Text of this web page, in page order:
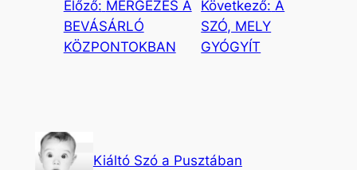
Előző: MÉRGEZÉS A
BEVÁSÁRLÓ
KÖZPONTOKBAN
Következő: A
SZÓ, MELY
GYÓGYÍT
Kiáltó Szó a Pusztában